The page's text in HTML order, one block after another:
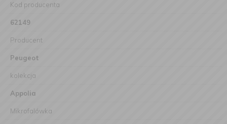
Kod producenta
62149
Producent
Peugeot
kolekcja
Appolia
Mikrofalówka